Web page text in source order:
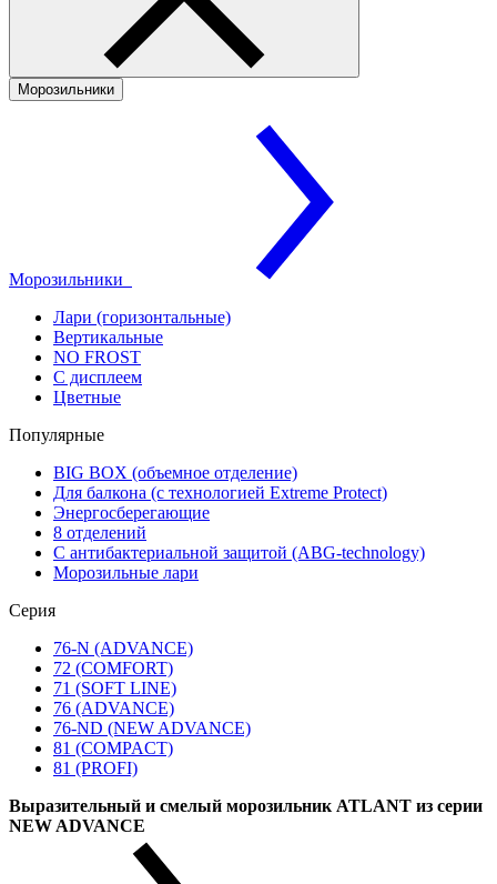
Морозильники
Морозильники
Лари (горизонтальные)
Вертикальные
NO FROST
С дисплеем
Цветные
Популярные
BIG BOX (объемное отделение)
Для балкона (с технологией Extreme Protect)
Энергосберегающие
8 отделений
С антибактериальной защитой (ABG-technology)
Морозильные лари
Серия
76-N (ADVANCE)
72 (COMFORT)
71 (SOFT LINE)
76 (ADVANCE)
76-ND (NEW ADVANCE)
81 (COMPACT)
81 (PROFI)
Выразительный и смелый морозильник ATLANT из серии
NEW ADVANCE